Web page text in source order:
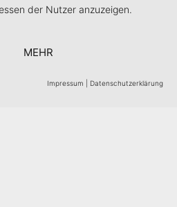
der Nutzer anzuzeigen.
MEHR
Impressum Datenschutzerklärung